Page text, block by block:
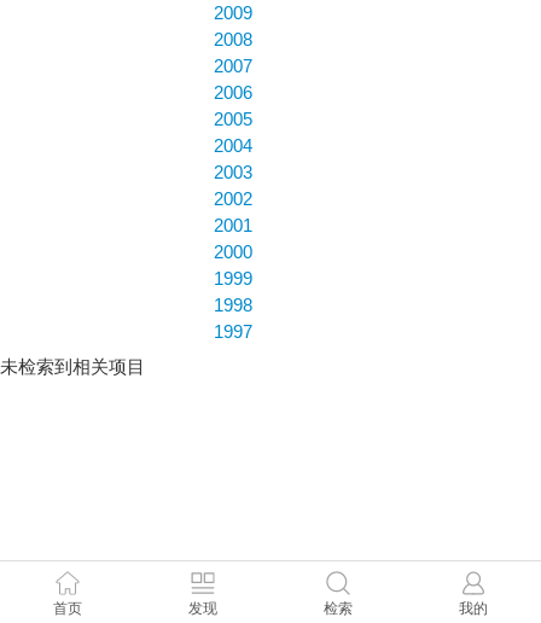
2009
2008
2007
2006
2005
2004
2003
2002
2001
2000
1999
1998
1997
未检索到相关项目
首页 发现 检索 我的